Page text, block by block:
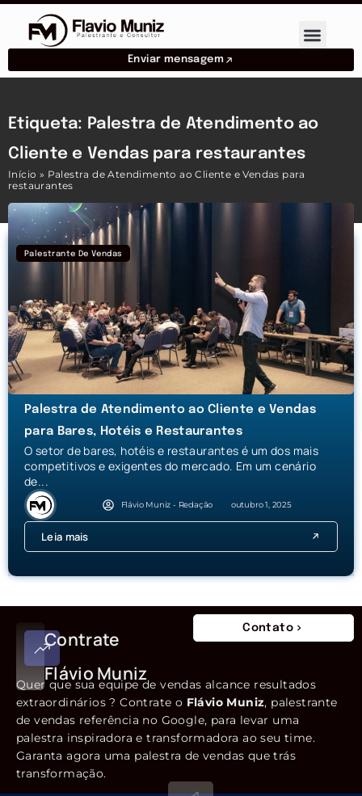
Enviar mensagem
Etiqueta: Palestra de Atendimento ao
Cliente e Vendas para restaurantes
Início » Palestra de Atendimento ao Cliente e Vendas para
restaurantes
Palestrante De Vendas
Palestra de Atendimento ao Cliente e Vendas
para Bares, Hotéis e Restaurantes
O setor de bares, hotéis e restaurantes é um dos mais
competitivos e exigentes do mercado. Em um cenário
de...
Flávio Muniz - Redação outubro 1, 2025
Leia mais
Contrate
Flávio Muniz
Contato
Quer que sua equipe de vendas alcance resultados
extraordinários ? Contrate o Flávio Muniz, palestrante
de vendas referência no Google, para levar uma
palestra inspiradora e transformadora ao seu time.
Garanta agora uma palestra de vendas que trás
transformação.